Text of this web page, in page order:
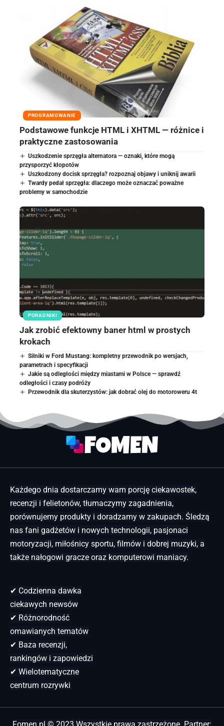
PROGRAMOWANIE
Podstawowe funkcje HTML i XHTML — różnice i
praktyczne zastosowania
Uszkodzenie sprzęgła alternatora — oznaki, które mogą
przysporzyć kłopotów
Uszkodzony docisk sprzęgła? rozpoznaj objawy i uniknij awarii
Twardy pedał sprzęgła: dlaczego może oznaczać poważne
problemy w samochodzie
PORADNIKI
Jak zrobić efektowny baner html w prostych
krokach
Silniki w Ford Mustang: kompletny przewodnik po wersjach,
parametrach i specyfikacji
Jakie są odległości między miastami w Polsce — sprawdź
odległości i czasy podróży
Przewodnik dla skuterzystów: jak dobrać olej do motoroweru 4t
Każdego dnia dostarczamy wam porcję ciekawostek,
recenzji i felietonów, tłumaczymy zagadnienia,
porównujemy produkty i doradzamy w zakupach. Śledzą
nas fani gadżetów i nowych technologii, pasjonaci
motoryzacji, miłośnicy sportu, filmów i dobrej muzyki, a
także nałogowi gracze oraz komputerowi maniacy.
✔ Codzienna dawka
ciekawych newsów
✔ Różnorodność
omawianych tematów
✔ Baza recenzji,
rankingów i zapowiedzi
✔ Wielotematyczne
centrum rozrywki